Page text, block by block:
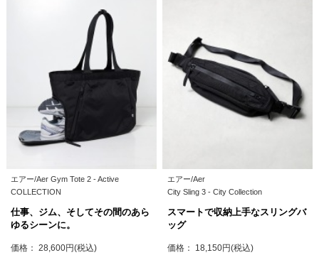
エアー/Aer Gym Tote 2 - Active
COLLECTION
仕事、ジム、そしてその間のあら
ゆるシーンに。
価格： 28,600円(税込)
エアー/Aer
City Sling 3 - City Collection
スマートで収納上手なスリングバ
ッグ
価格： 18,150円(税込)